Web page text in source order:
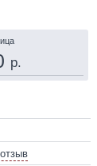
р.